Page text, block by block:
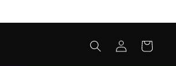
sesión
Carrito